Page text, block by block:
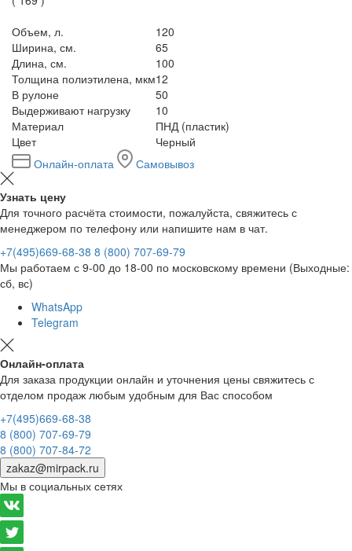
Объем, л.
120
Ширина, см.
65
Длина, см.
100
Толщина полиэтилена, мкм12
В рулоне
50
Выдерживают нагрузку
10
Материал
ПНД (пластик)
Цвет
Черный
Онлайн-оплата
Самовывоз
Узнать цену
Для точного расчёта стоимости, пожалуйста, свяжитесь с
менеджером по телефону или напишите нам в чат.
+7(495)669-68-38 8 (800) 707-69-79
Мы работаем с 9-00 до 18-00 по московскому времени (Выходные:
сб, вс)
WhatsApp
Telegram
Онлайн-оплата
Для заказа продукции онлайн и уточнения цены свяжитесь с
отделом продаж любым удобным для Вас способом
+7(495)669-68-38
8 (800) 707-69-79
8 (800) 707-84-72
zakaz@mirpack.ru
Мы в социальных сетях